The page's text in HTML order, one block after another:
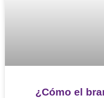
¿Cómo el